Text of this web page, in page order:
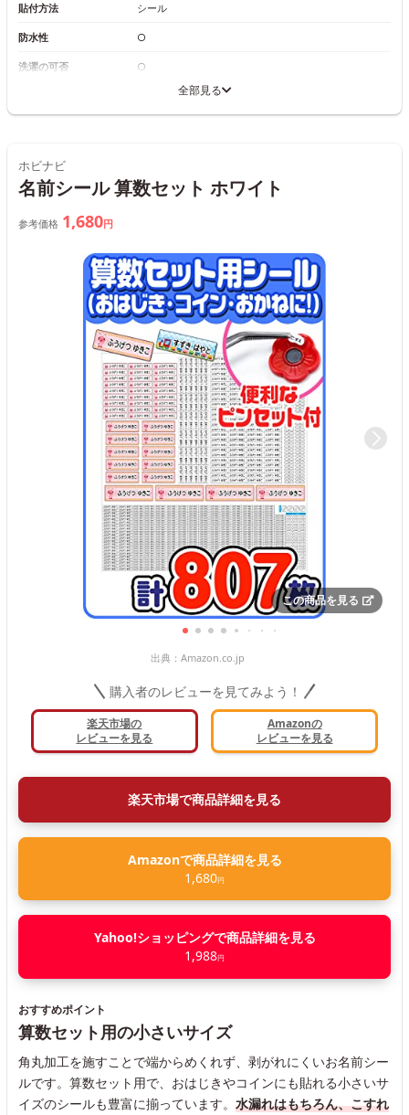
貼付方法 シール
防水性 ○
洗濯の可否 ○
全部見る
ホビナビ
名前シール 算数セット ホワイト
参考価格 1,680円
この商品を見る
出典： Amazon.co.jp
購入者のレビューを見てみよう！
楽天市場の
レビューを見る
Amazonの
レビューを見る
楽天市場で商品詳細を見る
Amazonで商品詳細を見る
1,680円
Yahoo!ショッピングで商品詳細を見る
1,988円
おすすめポイント
算数セット用の小さいサイズ
角丸加工を施すことで端からめくれず、剥がれにくいお名前シー
ルです。算数セット用で、おはじきやコインにも貼れる小さいサ
イズのシールも豊富に揃っています。 水漏れはもちろん、こすれ